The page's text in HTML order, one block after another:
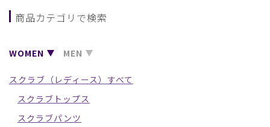
商品カテゴリで検索
WOMEN MEN
スクラブ（レディース）すべて
スクラブトップス
スクラブパンツ